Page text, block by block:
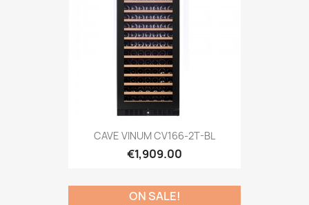
CAVE VINUM CV166-2T-BL
€1,909.00
ON SALE!